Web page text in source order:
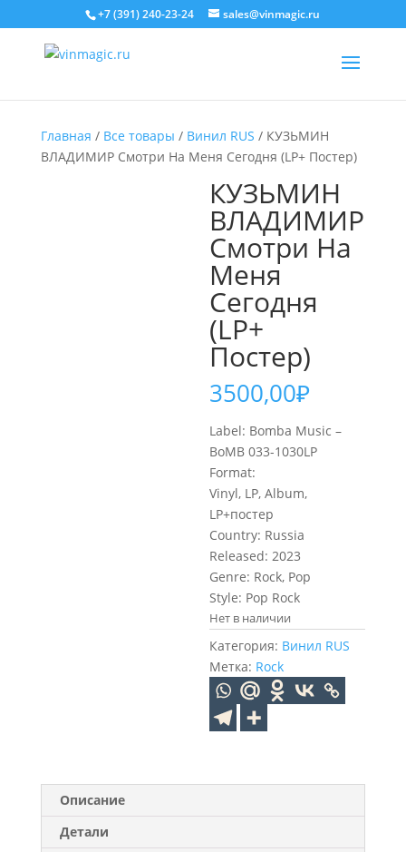
+7 (391) 240-23-24 sales@vinmagic.ru
Главная / Все товары / Винил RUS / КУЗЬМИН
ВЛАДИМИР Смотри На Меня Сегодня (LP+ Постер)
КУЗЬМИН
ВЛАДИМИР
Смотри На
Меня
Сегодня
(LP+
Постер)
3500,00₽
Label: Bomba Music –
BoMB 033-1030LP
Format:
Vinyl, LP, Album,
LP+постер
Country: Russia
Released: 2023
Genre: Rock, Pop
Style: Pop Rock
Нет в наличии
Категория: Винил RUS
Метка: Rock
Описание
Детали